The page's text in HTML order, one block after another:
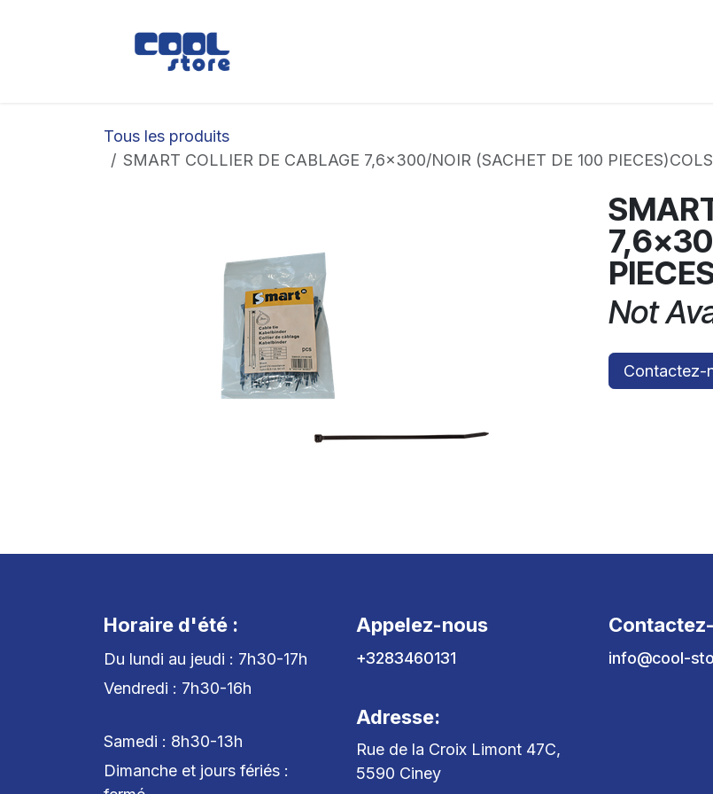
Tous les produits
SMART COLLIER DE CABLAGE 7,6x300/NOIR (SACHET DE 100
Not
Contactez-
Horaire d'été :
Du lundi au jeudi : 7h30-17h
Vendredi : 7h30-16h
Samedi : 8h30-13h
Dimanche et jours fériés :
Appelez-nous
+3283460131
Adresse:
Rue de la Croix Limont 47C,
5590 Ciney
info@cool-